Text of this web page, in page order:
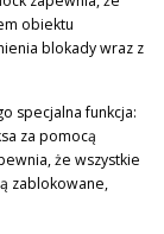
obiektu
blokady wraz z
specjalna funkcja:
za pomocą
że wszystkie
zablokowane,